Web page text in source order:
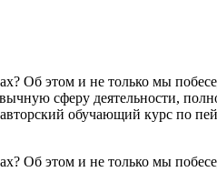
Об этом и не только мы
сферу деятельности,
авторский обучающий курс по
Об этом и не только мы